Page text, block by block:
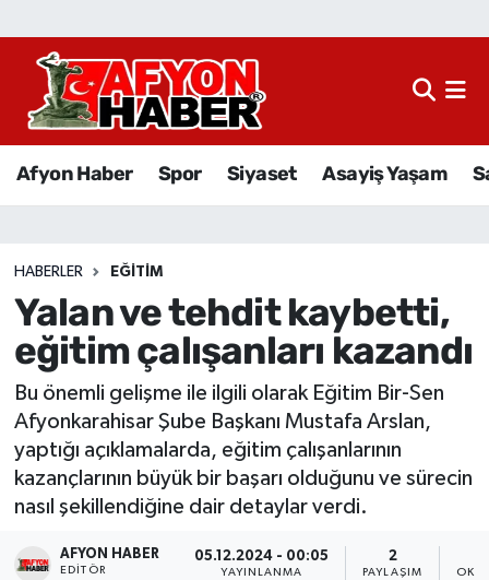
Afyon Haber Spor Siyaset Asayiş Yaşam
HABERLER EĞITIM
Yalan ve tehdit kaybetti,
eğitim çalışanları kazandı
Bu önemli gelişme ile ilgili olarak Eğitim Bir-Sen
Afyonkarahisar Şube Başkanı Mustafa Arslan,
yaptığı açıklamalarda, eğitim çalışanlarının
kazançlarının büyük bir başarı olduğunu ve sürecin
nasıl şekillendiğine dair detaylar verdi.
AFYON HABER
EDITÖR
05.12.2024 - 00:05
YAYINLANMA
2
PAYLAŞIM
Afyon Haber
Sağlık
Eğitim
Sivil Toplum
Ekonomi